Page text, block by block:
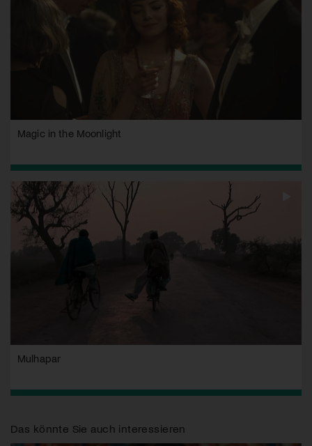
Magic in the Moonlight
Mulhapar
Das könnte Sie auch interessieren